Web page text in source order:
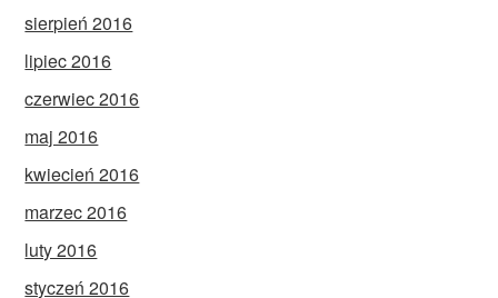
sierpień 2016
lipiec 2016
czerwiec 2016
maj 2016
kwiecień 2016
marzec 2016
luty 2016
styczeń 2016